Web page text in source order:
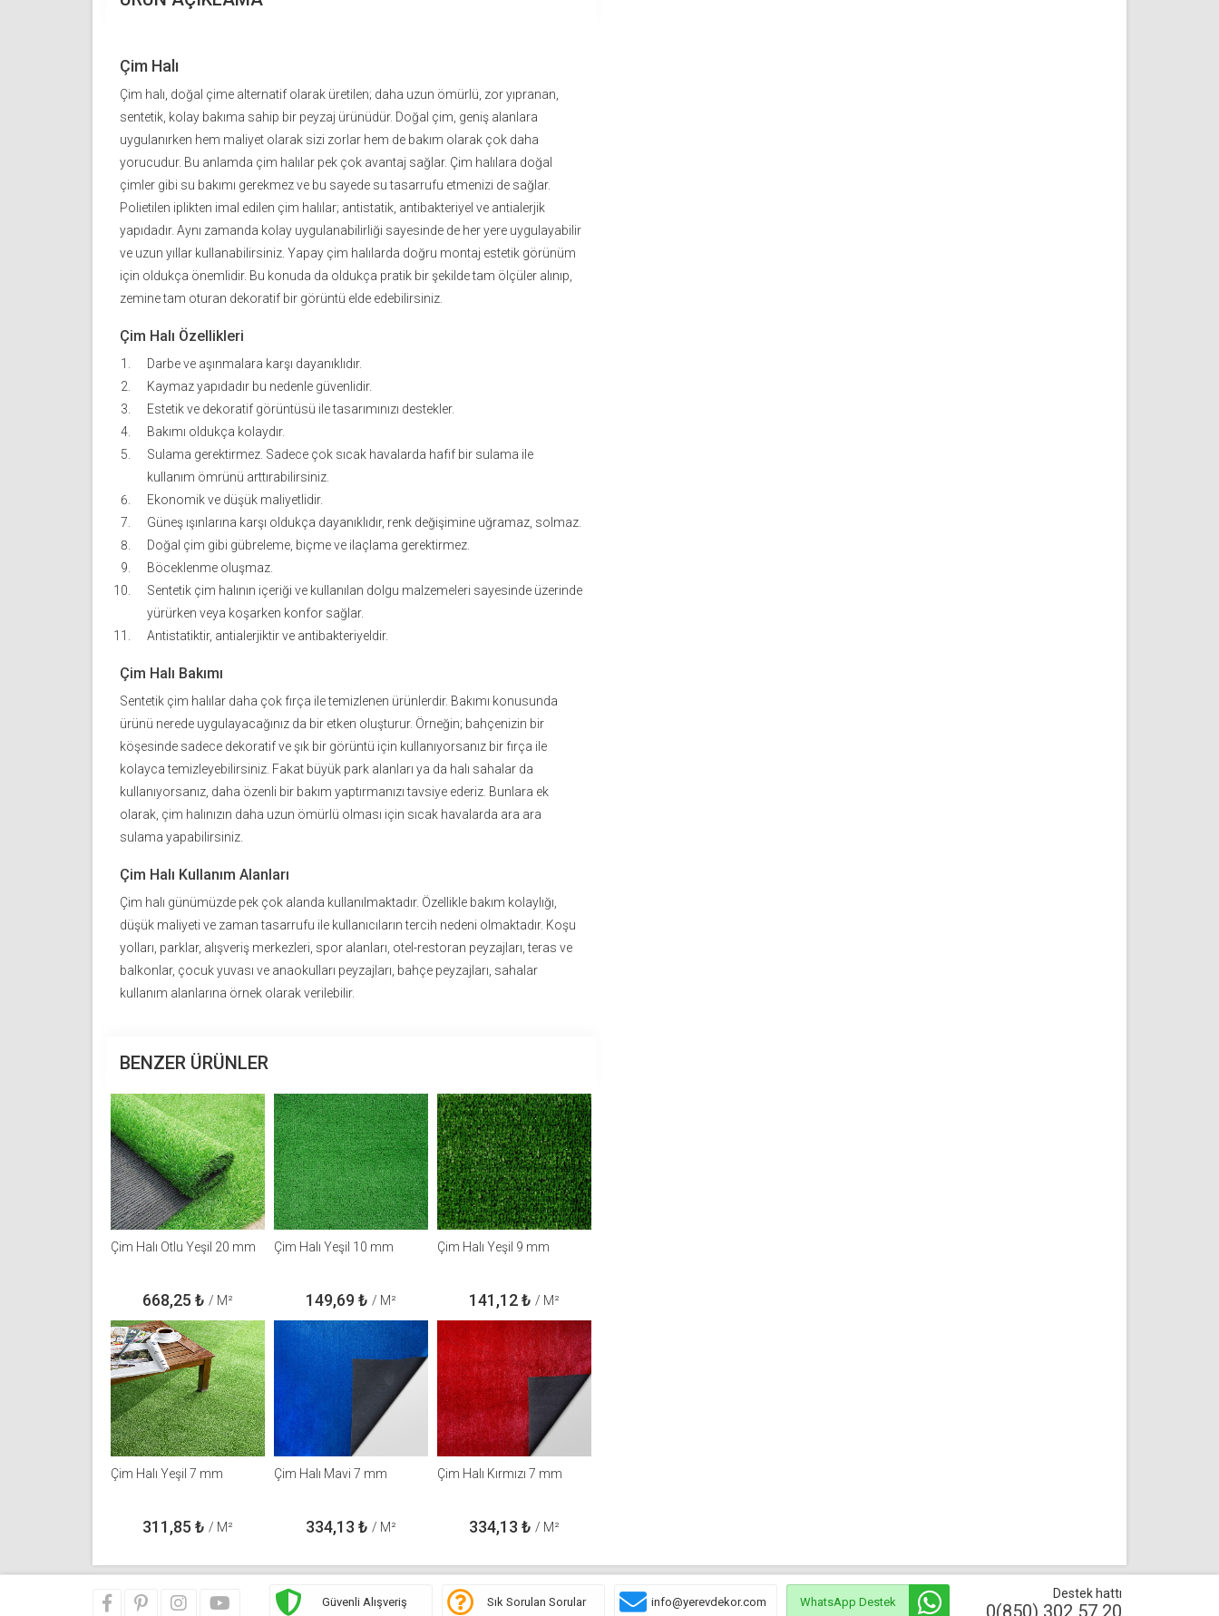
Çim Halı
Çim halı, doğal çime alternatif olarak üretilen; daha uzun ömürlü, zor yıpranan,
sentetik, kolay bakıma sahip bir peyzaj ürünüdür. Doğal çim, geniş alanlara
uygulanırken hem maliyet olarak sizi zorlar hem de bakım olarak çok daha
yorucudur. Bu anlamda çim halılar pek çok avantaj sağlar. Çim halılara doğal
çimler gibi su bakımı gerekmez ve bu sayede su tasarrufu etmenizi de sağlar.
Polietilen iplikten imal edilen çim halılar; antistatik, antibakteriyel ve antialerjik
yapıdadır. Aynı zamanda kolay uygulanabilirliği sayesinde de her yere uygulayabilir
ve uzun yıllar kullanabilirsiniz. Yapay çim halılarda doğru montaj estetik görünüm
için oldukça önemlidir. Bu konuda da oldukça pratik bir şekilde tam ölçüler alınıp,
zemine tam oturan dekoratif bir görüntü elde edebilirsiniz.
Çim Halı Özellikleri
Darbe ve aşınmalara karşı dayanıklıdır.
Kaymaz yapıdadır bu nedenle güvenlidir.
Estetik ve dekoratif görüntüsü ile tasarımınızı destekler.
Bakımı oldukça kolaydır.
Sulama gerektirmez. Sadece çok sıcak havalarda hafif bir sulama ile
kullanım ömrünü arttırabilirsiniz.
Ekonomik ve düşük maliyetlidir.
Güneş ışınlarına karşı oldukça dayanıklıdır, renk değişimine uğramaz, solmaz.
Doğal çim gibi gübreleme, biçme ve ilaçlama gerektirmez.
Böceklenme oluşmaz.
Sentetik çim halının içeriği ve kullanılan dolgu malzemeleri sayesinde üzerinde
yürürken veya koşarken konfor sağlar.
Antistatiktir, antialerjiktir ve antibakteriyeldir.
Çim Halı Bakımı
Sentetik çim halılar daha çok fırça ile temizlenen ürünlerdir. Bakımı konusunda
ürünü nerede uygulayacağınız da bir etken oluşturur. Örneğin; bahçenizin bir
köşesinde sadece dekoratif ve şık bir görüntü için kullanıyorsanız bir fırça ile
kolayca temizleyebilirsiniz. Fakat büyük park alanları ya da halı sahalar da
kullanıyorsanız, daha özenli bir bakım yaptırmanızı tavsiye ederiz. Bunlara ek
olarak, çim halınızın daha uzun ömürlü olması için sıcak havalarda ara ara
sulama yapabilirsiniz.
Çim Halı Kullanım Alanları
Çim halı günümüzde pek çok alanda kullanılmaktadır. Özellikle bakım kolaylığı,
düşük maliyeti ve zaman tasarrufu ile kullanıcıların tercih nedeni olmaktadır. Koşu
yolları, parklar, alışveriş merkezleri, spor alanları, otel-restoran peyzajları, teras ve
balkonlar, çocuk yuvası ve anaokulları peyzajları, bahçe peyzajları, sahalar
kullanım alanlarına örnek olarak verilebilir.
BENZER ÜRÜNLER
Çim Halı Otlu Yeşil 20 mm
668,25 ₺ / M²
Çim Halı Yeşil 10 mm
149,69₺ / M²
Çim Halı Yeşil 9 mm
141,12₺ / M²
Çim Halı Yeşil 7 mm
311,85 ₺ / M²
Çim Halı Mavi 7 mm
334,13 ₺ / M²
Çim Halı Kırmızı 7 mm
334,13 ₺ / M²
Güvenli Alışveriş Sık Sorulan Sorular info@yerevdekor.com WhatsApp Destek
Destek hattı